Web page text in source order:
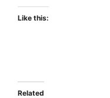
Like this:
Related